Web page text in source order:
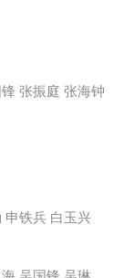
张振庭 张海钟
申铁兵 白玉兴